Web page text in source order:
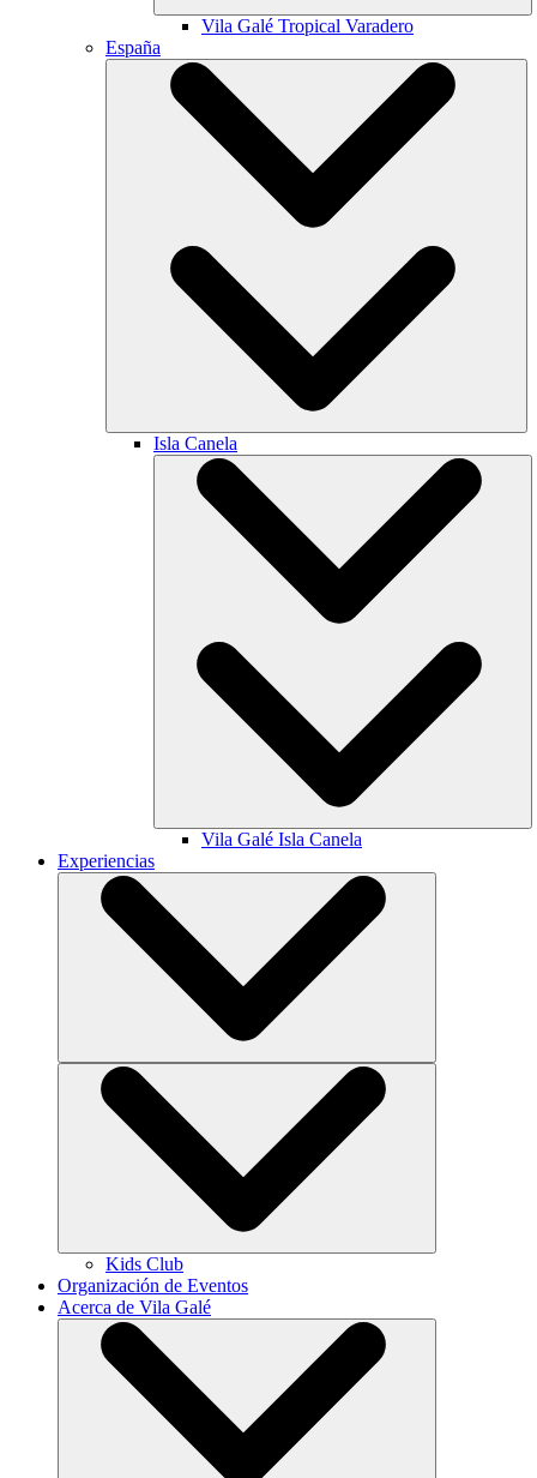
Vila Galé Tropical Varadero
España
Isla Canela
Vila Galé Isla Canela
Experiencias
Kids Club
Organización de Eventos
Acerca de Vila Galé